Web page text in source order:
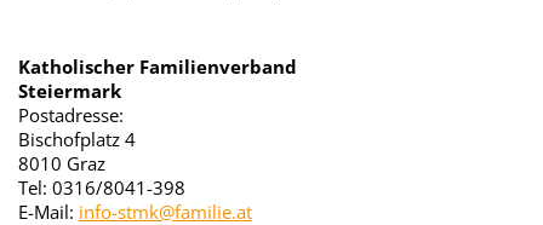
Katholischer Familienverband
Steiermark
Postadresse:
Bischofplatz 4
8010 Graz
Tel: 0316/8041-398
E-Mail: info-stmk@familie.at